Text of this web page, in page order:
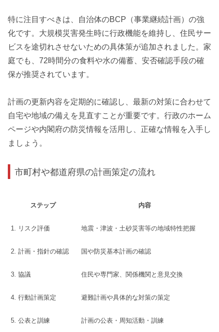
特に注目すべきは、自治体のBCP（事業継続計画）の強
化です。大規模災害発生時に行政機能を維持し、住民サー
ビスを途切れさせないための具体策が追加されました。家
庭でも、72時間分の食料や水の備蓄、安否確認手段の確
保が推奨されています。
計画の更新内容を定期的に確認し、最新の対策に合わせて
自宅や地域の備えを見直すことが重要です。行政のホーム
ページや内閣府の防災情報を活用し、正確な情報を入手し
ましょう。
市町村や都道府県の計画策定の流れ
ステップ 内容
1. リスク評価 地震・津波・土砂災害等の地域特性把握
2. 計画・指針の確認 国や防災基本計画の確認
3. 協議 住民や専門家、関係機関と意見交換
4. 行動計画策定 避難計画や具体的な対策の策定
5. 公表と訓練 計画の公表・周知活動・訓練